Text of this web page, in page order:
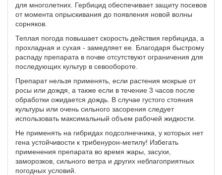
для многолетних. Гербицид обеспечивает защиту посевов
от момента опрыскивания до появления новой волны
сорняков.
Теплая погода повышает скорость действия гербицида, а
прохладная и сухая - замедляет ее. Благодаря быстрому
распаду препарата в почве отсутствуют ограничения для
последующих культур в севообороте.
Препарат нельзя применять, если растения мокрые от
росы или дождя, а также если в течение 3 часов после
обработки ожидается дождь. В случае густого стояния
культуры или очень сильного засорения следует
использовать максимальный объем рабочей жидкости.
Не применять на гибридах подсолнечника, у которых нет
гена устойчивости к трибенурон-метилу! Избегать
применения препарата во время жары, засухи,
заморозков, сильного ветра и других неблагоприятных
погодных условий.